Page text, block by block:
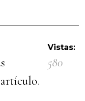
artículo.
Vistas:
580